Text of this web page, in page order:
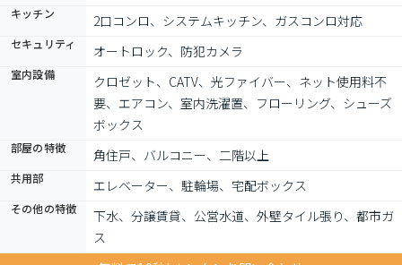
キッチン 2口コンロ、システムキッチン、ガスコンロ対応
セキュリティ オートロック、防犯カメラ
室内設備
クロゼット、CATV、光ファイバー、ネット使用料不
要、エアコン、室内洗濯置、フローリング、シューズ
ボックス
部屋の特徴 角住戸、バルコニー、二階以上
共用部 エレベーター、駐輪場、宅配ボックス
その他の特徴
下水、分譲賃貸、公営水道、外壁タイル張り、都市ガ
ス